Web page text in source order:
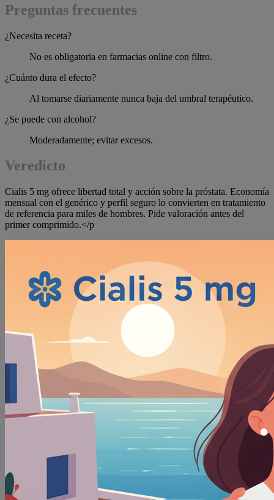
Preguntas frecuentes
¿Necesita receta?
No es obligatoria en farmacias online con filtro.
¿Cuánto dura el efecto?
Al tomarse diariamente nunca baja del umbral terapéutico.
¿Se puede con alcohol?
Moderadamente; evitar excesos.
Veredicto
Cialis 5 mg ofrece libertad total y acción sobre la próstata. Economía
mensual con el genérico y perfil seguro lo convierten en tratamiento
de referencia para miles de hombres. Pide valoración antes del
primer comprimido.</p